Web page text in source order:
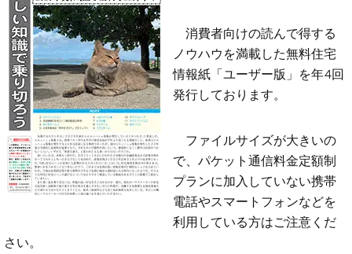
消費者向けの読んで得する
ノウハウを満載した無料住宅
情報紙「ユーザー版」を年4回
発行しております。
ファイルサイズが大きいの
で、パケット通信料金定額制
プランに加入していない携帯
電話やスマートフォンなどを
利用している方はご注意くだ
さい。